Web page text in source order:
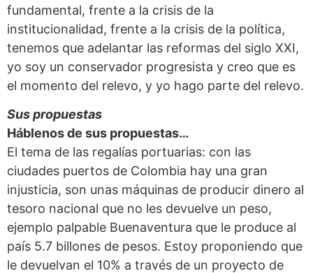
fundamental, frente a la crisis de la
institucionalidad, frente a la crisis de la política,
tenemos que adelantar las reformas del siglo XXI,
yo soy un conservador progresista y creo que es
el momento del relevo, y yo hago parte del relevo.
Sus propuestas
Háblenos de sus propuestas…
El tema de las regalías portuarias: con las
ciudades puertos de Colombia hay una gran
injusticia, son unas máquinas de producir dinero al
tesoro nacional que no les devuelve un peso,
ejemplo palpable Buenaventura que le produce al
país 5.7 billones de pesos. Estoy proponiendo que
le devuelvan el 10% a través de un proyecto de